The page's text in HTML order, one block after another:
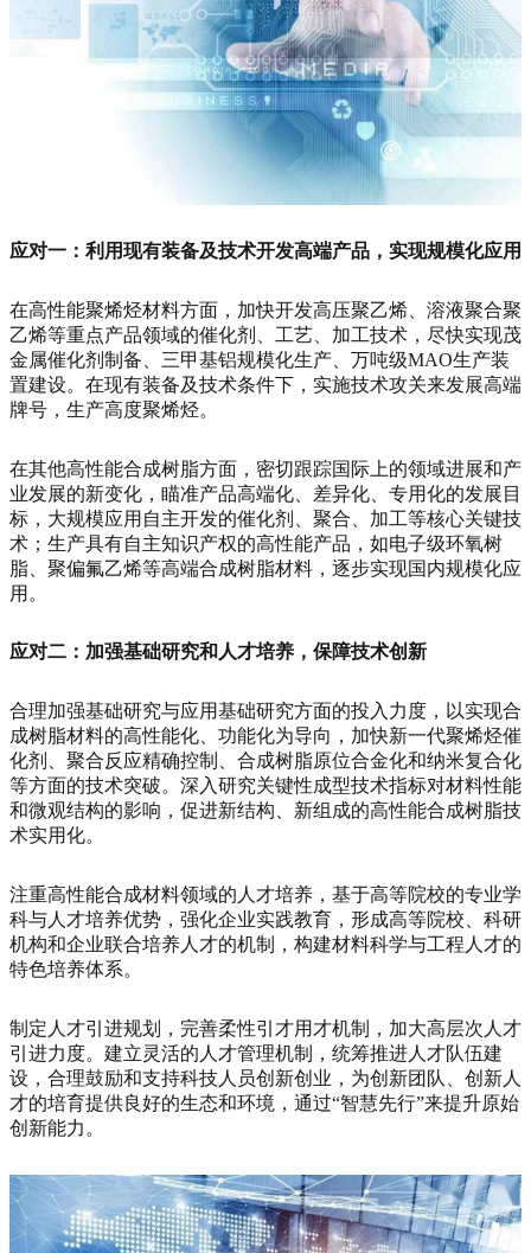
应对一：利用现有装备及技术开发高端产品，实现规模化应用
在高性能聚烯烃材料方面，加快开发高压聚乙烯、溶液聚合聚
乙烯等重点产品领域的催化剂、工艺、加工技术，尽快实现茂
金属催化剂制备、三甲基铝规模化生产、万吨级MAO生产装
置建设。在现有装备及技术条件下，实施技术攻关来发展高端
牌号，生产高度聚烯烃。
在其他高性能合成树脂方面，密切跟踪国际上的领域进展和产
业发展的新变化，瞄准产品高端化、差异化、专用化的发展目
标，大规模应用自主开发的催化剂、聚合、加工等核心关键技
术；生产具有自主知识产权的高性能产品，如电子级环氧树
脂、聚偏氟乙烯等高端合成树脂材料，逐步实现国内规模化应
用。
应对二：加强基础研究和人才培养，保障技术创新
合理加强基础研究与应用基础研究方面的投入力度，以实现合
成树脂材料的高性能化、功能化为导向，加快新一代聚烯烃催
化剂、聚合反应精确控制、合成树脂原位合金化和纳米复合化
等方面的技术突破。深入研究关键性成型技术指标对材料性能
和微观结构的影响，促进新结构、新组成的高性能合成树脂技
术实用化。
注重高性能合成材料领域的人才培养，基于高等院校的专业学
科与人才培养优势，强化企业实践教育，形成高等院校、科研
机构和企业联合培养人才的机制，构建材料科学与工程人才的
特色培养体系。
制定人才引进规划，完善柔性引才用才机制，加大高层次人才
引进力度。建立灵活的人才管理机制，统筹推进人才队伍建
设，合理鼓励和支持科技人员创新创业，为创新团队、创新人
才的培育提供良好的生态和环境，通过“智慧先行”来提升原始
创新能力。